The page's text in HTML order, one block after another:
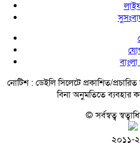
নোটিশ : ডেইলি সিলেটে প্রকাশিত/
বিনা অনুমতিতে ব্যবহার
© সর্বস্বত্ব
২০১১-